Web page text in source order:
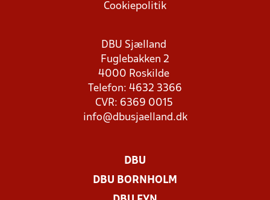
Cookiepolitik
DBU Sjælland
Fuglebakken 2
4000 Roskilde
Telefon: 4632 3366
CVR: 6369 0015
info@dbusjaelland.dk
DBU
DBU BORNHOLM